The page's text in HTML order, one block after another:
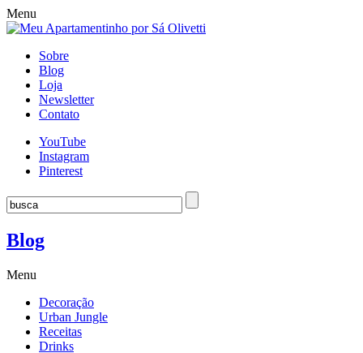
Menu
Sobre
Blog
Loja
Newsletter
Contato
YouTube
Instagram
Pinterest
Blog
Menu
Decoração
Urban Jungle
Receitas
Drinks